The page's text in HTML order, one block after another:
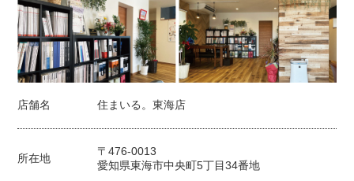
店舗名 住まいる。東海店
所在地
〒476-0013
愛知県東海市中央町5丁目34番地